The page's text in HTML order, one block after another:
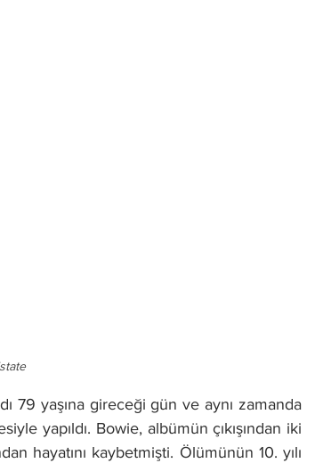
79 yaşına gireceği gün ve aynı zamanda
yapıldı. Bowie, albümün çıkışından iki
hayatını kaybetmişti. Ölümünün 10. yılı